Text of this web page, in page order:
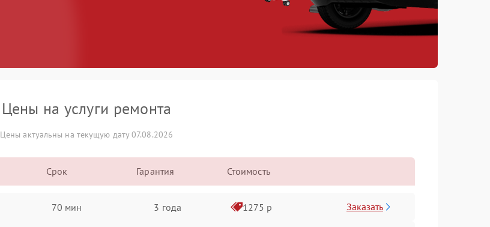
Цены на услуги ремонта
Цены актуальны на текущую дату 07.08.2026
Срок Гарантия Стоимость
70 мин 3 года 1275 р Заказать